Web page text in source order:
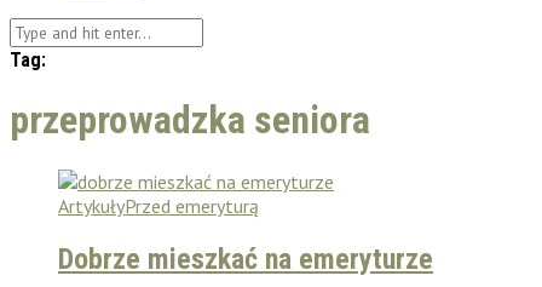
Tag:
przeprowadzka seniora
ArtykułyPrzed emeryturą
Dobrze mieszkać na emeryturze